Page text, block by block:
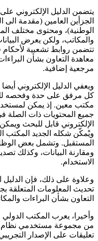
يتضمن الدليل الإلكتروني
الجزأين العامين (مقدمة الى
الوطنية)، ومحتوى مختلف
والمكاتب، ولكن يعرض
تتضمن روابط تشعبية
معاهدة التعاون بشأن
مرجعية إضافية.
ويعفي الدليل الإلكتروني
كل مرفق على حدة وفحصه
مكتب معين. إذ يمكن
جميع المحتويات ذات الصلة
الإلكتروني قابل للبحث
ويْمكّن شكله الجديد المكتب
المستقبل. وتشمل بعض
ومقارنة البيانات، وكذلك
الاستخدام.
وعلاوة على ذلك، فإن
تحديث المعلومات المتعلقة
التعاون بشأن البراءات
وأخيرا، يعرب المكتب الدولي
من مجموعة مستخدمي نظام
تعليقات على الإصدار